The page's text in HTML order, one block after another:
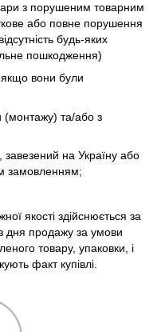
з порушеним товарним
або повне порушення
будь-яких
пошкодження)
якщо вони були
(монтажу) та/або з
на Україну або
замовленням;
якості здійснюється за
дня продажу за умови
товару, упаковки, і
факт купівлі.